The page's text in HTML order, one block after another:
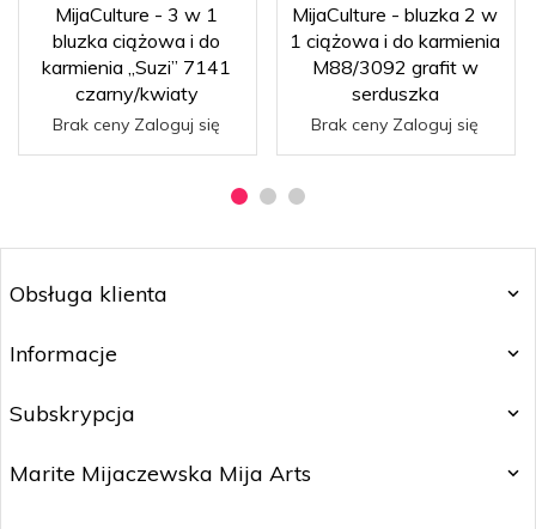
MijaCulture - 3 w 1
bluzka ciążowa i do
karmienia „Suzi” 7141
czarny/kwiaty
Brak ceny Zaloguj się
MijaCulture - bluzka 2 w
1 ciążowa i do karmienia
M88/3092 grafit w
serduszka
Brak ceny Zaloguj się
Obsługa klienta
Informacje
Subskrypcja
Marite Mijaczewska Mija Arts